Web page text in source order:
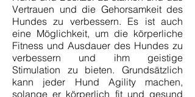
Vertrauen und die Gehorsamkeit des
Hundes zu verbessern. Es ist auch
eine Möglichkeit, um die körperliche
Fitness und Ausdauer des Hundes zu
verbessern und ihm geistige
Stimulation zu bieten. Grundsätzlich
kann jeder Hund Agility machen,
solange er körperlich fit und gesund